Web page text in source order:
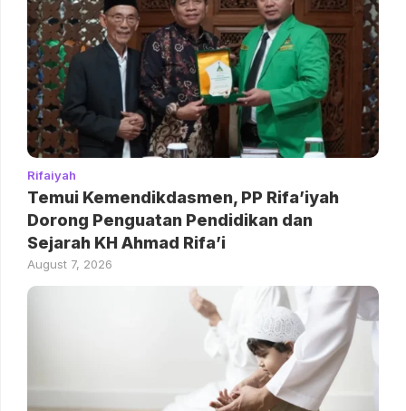
Rifaiyah
Temui Kemendikdasmen, PP Rifa’iyah
Dorong Penguatan Pendidikan dan
Sejarah KH Ahmad Rifa’i
August 7, 2026